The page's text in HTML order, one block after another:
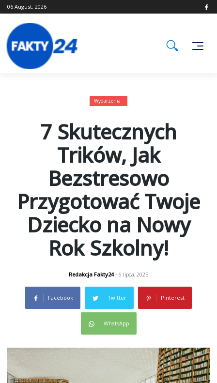
Skip
to
06 August, 2026
Wydarzenia
7 Skutecznych
Trików, Jak
Bezstresowo
Przygotować Twoje
Dziecko na Nowy
Rok Szkolny!
Redakcja Fakty24- 6 lipca, 2025
Facebook Twitter Pinterest
WhatsApp